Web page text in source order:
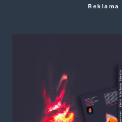
Reklama